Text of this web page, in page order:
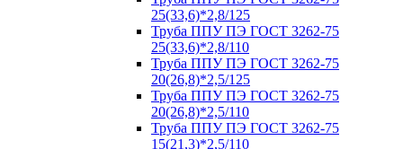
25(33,6)*2,8/125
Труба ППУ ПЭ ГОСТ 3262-75
25(33,6)*2,8/110
Труба ППУ ПЭ ГОСТ 3262-75
20(26,8)*2,5/125
Труба ППУ ПЭ ГОСТ 3262-75
20(26,8)*2,5/110
Труба ППУ ПЭ ГОСТ 3262-75
15(21,3)*2,5/110